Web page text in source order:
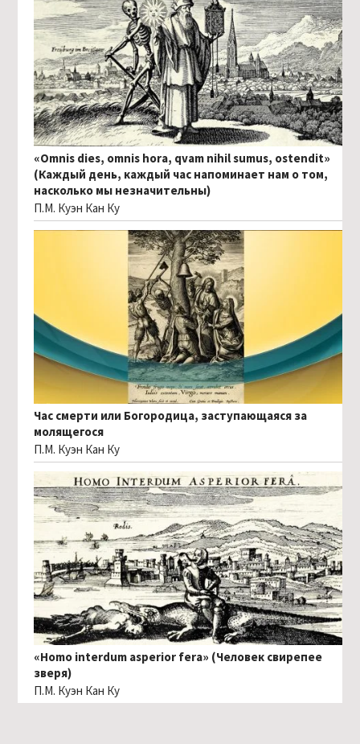
«Omnis dies, omnis hora, qvam nihil sumus, ostendit»
(Каждый день, каждый час напоминает нам о том,
насколько мы незначительны)
П.М. Куэн Кан Ку
Час смерти или Богородица, заступающаяся за
молящегося
П.М. Куэн Кан Ку
«Homo interdum asperior fera» (Человек свирепее
зверя)
П.М. Куэн Кан Ку